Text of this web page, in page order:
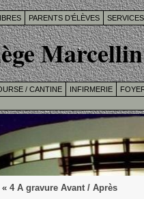
PARENTS D’ÉLÈVES
/ CANTINE INFIRMERIE
« 4 A gravure Avant / Après